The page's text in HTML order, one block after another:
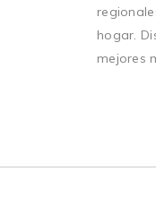
hogar.
mejores